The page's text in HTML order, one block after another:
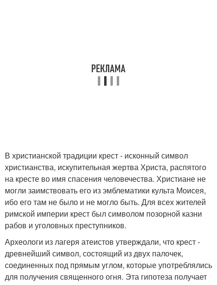
В христианской традиции крест - исконный символ
христианства, искупительная жертва Христа, распятого
на кресте во имя спасения человечества. Христиане не
могли заимствовать его из эмблематики культа Моисея,
ибо его там не было и не могло быть. Для всех жителей
римской империи крест был символом позорной казни
рабов и уголовных преступников.
Археологи из лагеря атеистов утверждали, что крест -
древнейший символ, состоящий из двух палочек,
соединенных под прямым углом, которые употреблялись
для получения священного огня. Эта гипотеза получает